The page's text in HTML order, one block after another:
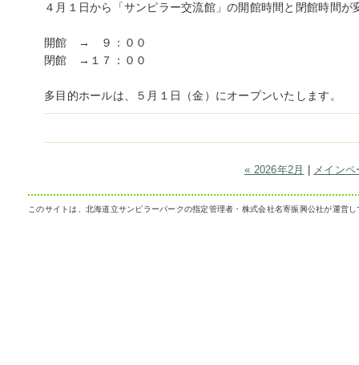
４月１日から「サンピラー交流館」の開館時間と閉館時間が
開館 → ９：００
閉館 →１７：００
多目的ホールは、５月１日（金）にオープンいたします。
« 2026年2月 メインペ
このサイトは、北海道立サンピラーパークの指定管理者・株式会社名寄振興公社が運営